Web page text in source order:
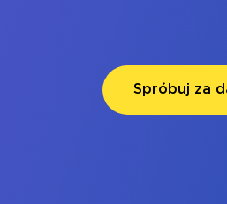
Spróbuj za